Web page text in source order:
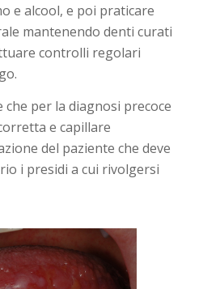
e alcool, e poi praticare
mantenendo denti curati
controlli regolari
per la diagnosi precoce
e capillare
del paziente che deve
i presidi a cui rivolgersi